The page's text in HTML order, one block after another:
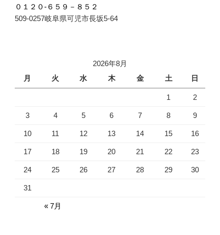
０１２０-６５９－８５２
509-0257岐阜県可児市長坂5-64
2026年8月
月
火 水 木 金 土 日
1 2
3 4 5 6 7 8 9
10 11 12 13 14 15 16
17 18 19 20 21 22 23
24 25 26 27 28 29 30
31
« 7月